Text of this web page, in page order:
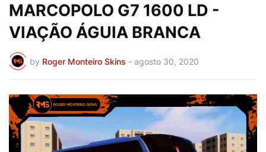
MARCOPOLO G7 1600 LD -
VIAÇÃO ÁGUIA BRANCA
by Roger Monteiro Skins - agosto 30, 2020